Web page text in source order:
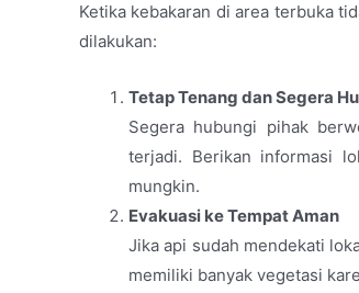
Ketika kebakaran di area terbuka
dilakukan:
Tetap Tenang dan Segera
Segera hubungi pihak
terjadi. Berikan informasi
mungkin.
Evakuasi ke Tempat Aman
Jika api sudah mendekati
memiliki banyak vegetasi